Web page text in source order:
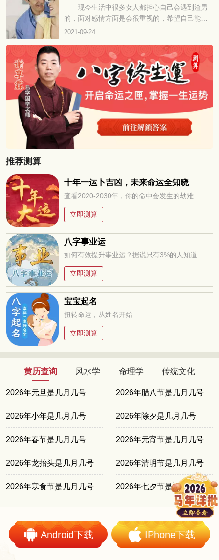
现今生活中很多女人都担心自己会遇到渣男
的，面对感情方面是会很重视的，希望自己能找
到一个很好的另一半，希望对方能给自己带来幸
福的，遇人...
2021-09-24
推荐测算
十年一运卜吉凶，未来命运全知晓
查看2020-2030年，你的命中会发生的劫难
立即测算
八字事业运
如何有效提升事业运？据说只有3%的人知道
立即测算
宝宝起名
扭转命运，从姓名开始
立即测算
黄历查询 风水学 命理学 传统文化
2026年元旦是几月几号 2026年腊八节是几月几号
2026年小年是几月几号 2026年除夕是几月几号
2026年春节是几月几号 2026年元宵节是几月几号
2026年龙抬头是几月几号 2026年清明节是几月几号
2026年寒食节是几月几号 2026年七夕节是几月几号
Android下载 IPhone下载